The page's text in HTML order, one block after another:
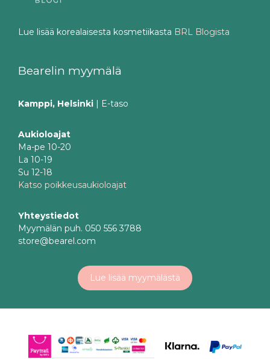
Lue lisää korealaisesta kosmetiikasta BRL Blogista
Bearelin myymälä
Kamppi, Helsinki | E-taso
Aukioloajat
Ma-pe 10-20
La 10-19
Su 12-18
Katso poikkeusaukioloajat
Yhteystiedot
Myymälän puh. 050 556 3788
store@bearel.com
Lue lisää myymälästä